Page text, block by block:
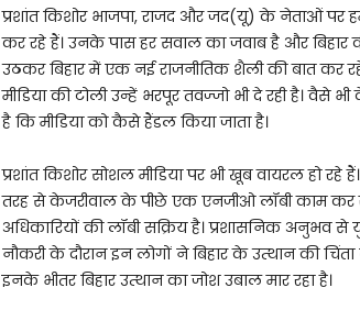
प्रशांत किशोर भाजपा, राजद और जद(यू) के नेताओं पर
कर रहे हैं। उनके पास हर सवाल का जवाब है और बिहार
उठकर बिहार में एक नई राजनीतिक शैली की बात कर
मीडिया की टोली उन्हें भरपूर तवज्जो भी दे रही है।
है कि मीडिया को कैसे हैंडल किया जाता है।
प्रशांत किशोर सोशल मीडिया पर भी खूब वायरल हो
तरह से केजरीवाल के पीछे एक एनजीओ लॉबी काम कर
अधिकारियों की लॉबी सक्रिय है। प्रशासनिक अनुभव
नौकरी के दौरान इन लोगों ने बिहार के उत्थान की
इनके भीतर बिहार उत्थान का जोश उबाल मार रहा है।